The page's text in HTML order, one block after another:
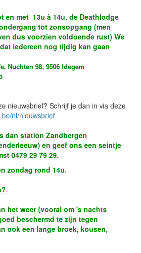
en met 13u à 14u, de Deathlodge
tot zonsopgang (men
dus voorzien voldoende rust) We
iedereen nog tijdig kan gaan
Nuchten 98, 9506 Idegem
nieuwsbrief? Schrijf je dan in via deze
nl/nieuwsbrief
dan station Zandbergen
en geef ons een seintje
0479 29 79 29.
zondag rond 14u.
het weer (vooral om 's nachts
beschermd te zijn tegen
ook een lange broek, kousen,